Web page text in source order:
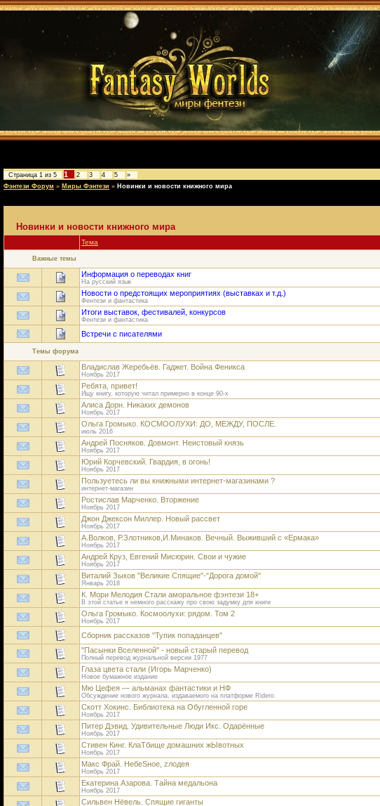
Страница 1 из 5 1 2 3 4 5
»
Фэнтези Форум » Миры Фэнтези » Новинки и новости книжного мира
Новинки и новости книжного мира
Тема
Важные темы
Информация о переводах книг
На русский язык
Новости о предстоящих мероприятиях (выставках и т.д.)
Фентези и фантастика
Итоги выставок, фестивалей, конкурсов
Фентези и фантастика
Встречи с писателями
Темы форума
Владислав Жеребьёв. Гаджет. Война Феникса
Ноябрь 2017
Ребята, привет!
Ищу книгу, которую читал примерно в конце 90-х
Алиса Дорн. Никаких демонов
Ноябрь 2017
Ольга Громыко. КОСМООЛУХИ: ДО, МЕЖДУ, ПОСЛЕ.
июль 2016
Андрей Посняков. Довмонт. Неистовый князь
Ноябрь 2017
Юрий Корчевский. Гвардия, в огонь!
Ноябрь 2017
Пользуетесь ли вы книжными интернет-магазинами ?
интернет-магазин
Ростислав Марченко. Вторжение
Ноябрь 2017
Джон Джексон Миллер. Новый рассвет
Ноябрь 2017
А.Волков, Р.Злотников,И.Минаков. Вечный. Выживший с «Ермака»
Ноябрь 2017
Андрей Круз, Евгений Мисюрин. Свои и чужие
Ноябрь 2017
Виталий Зыков "Великие Спящие"-"Дорога домой"
Январь 2018
К. Мори Мелодия Стали аморальное фэнтези 18+
В этой статье я немного расскажу про свою задумку для книги
Ольга Громыко. Космоолухи: рядом. Том 2
Ноябрь 2017
Сборник рассказов "Тупик попаданцев"
"Пасынки Вселенной" - новый старый перевод
Полный перевод журнальной версии 1977
Глаза цвета стали (Игорь Марченко)
Новое бумажное издание
Мю Цефея — альманах фантастики и НФ
Обсуждение нового журнала, издаваемого на платформе Ridero
Скотт Хокинс. Библиотека на Обугленной горе
Ноябрь 2017
Питер Дэвид. Удивительные Люди Икс. Одарённые
Ноябрь 2017
Стивен Кинг. КлаТбище домашних жЫвотных
Ноябрь 2017
Макс Фрай. НебeSное, zлодея
Ноябрь 2017
Екатерина Азарова. Тайна медальона
Ноябрь 2017
Сильвен Нёвель. Спящие гиганты